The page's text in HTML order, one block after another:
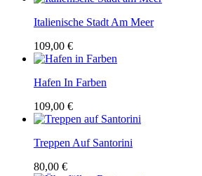
Italienische Stadt Am Meer
109,00 €
Hafen In Farben
109,00 €
Treppen Auf Santorini
80,00 €